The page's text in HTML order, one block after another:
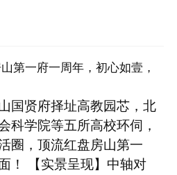
第一府一周年，初心如壹，
国贤府择址高教园芯，北
科学院等五所高校环伺，
圈，顶流红盘房山第一
！ 【实景呈现】中轴对